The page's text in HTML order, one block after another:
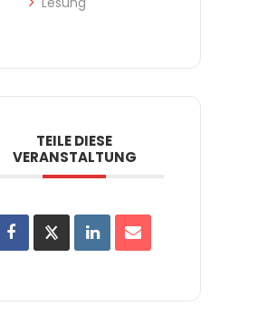
TEILE DIESE
VERANSTALTUNG